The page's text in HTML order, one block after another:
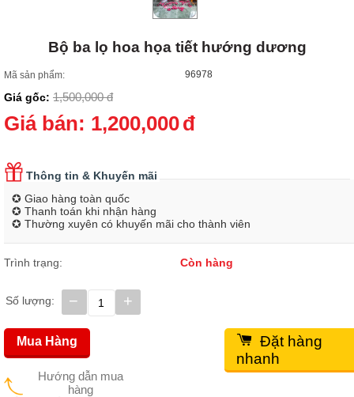
Bộ ba lọ hoa họa tiết hướng dương
Mã sản phẩm: 96978
Giá gốc: 1,500,000 đ
Giá bán: 1,200,000đ
Thông tin & Khuyến mãi
✪ Giao hàng toàn quốc
✪ Thanh toán khi nhận hàng
✪ Thường xuyên có khuyến mãi cho thành viên
Trình trạng: Còn hàng
Số lượng: +
−
Hướng dẫn mua
hàng
Mua Hàng
Đặt hàng
nhanh